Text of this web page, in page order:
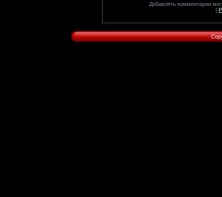
Добавлять комментарии
[